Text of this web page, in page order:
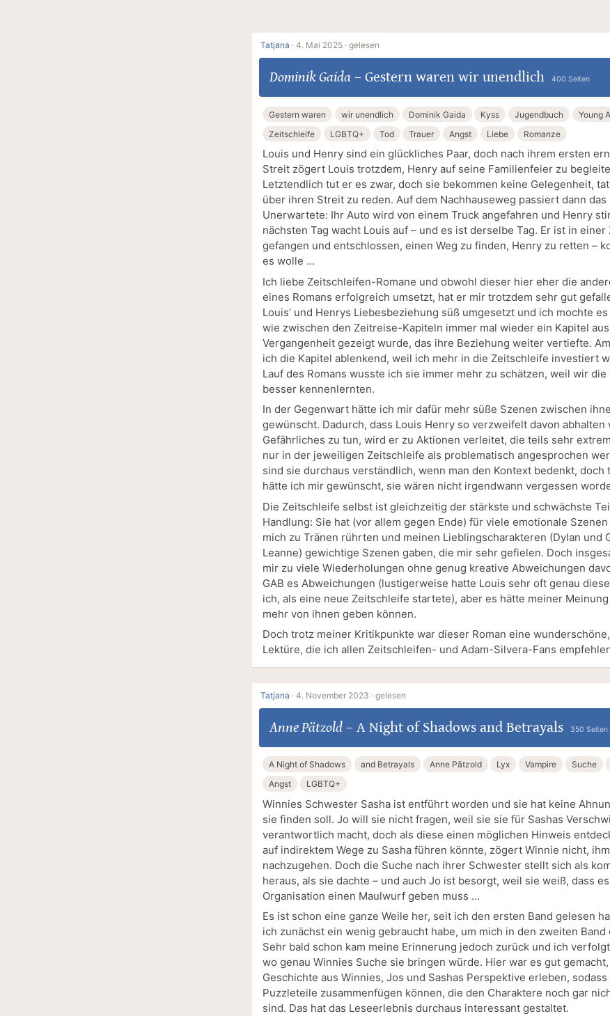
Tatjana · 4. Mai 2025 · gelesen
Dominik Gaida – Gestern waren wir unendlich 400 Seiten
Gestern waren wir unendlich Dominik Gaida Kyss Jugendbuch
Young
Zeitschleife
LGBTQ+ Tod Trauer Angst Liebe Romanze
Louis und Henry sind ein glückliches Paar, doch nach ihrem ersten
Streit zögert Louis trotzdem, Henry auf seine Familienfeier zu
Letztendlich tut er es zwar, doch sie bekommen keine Gelegenheit,
über ihren Streit zu reden. Auf dem Nachhauseweg passiert dann das
Unerwartete: Ihr Auto wird von einem Truck angefahren und Henry
nächsten Tag wacht Louis auf – und es ist derselbe Tag. Er ist in
gefangen und entschlossen, einen Weg zu finden, Henry zu retten –
es wolle …
Ich liebe Zeitschleifen-Romane und obwohl dieser hier eher die
eines Romans erfolgreich umsetzt, hat er mir trotzdem sehr gut
Louis’ und Henrys Liebesbeziehung süß umgesetzt und ich mochte
wie zwischen den Zeitreise-Kapiteln immer mal wieder ein Kapitel
Vergangenheit gezeigt wurde, das ihre Beziehung weiter vertiefte.
ich die Kapitel ablenkend, weil ich mehr in die Zeitschleife investiert
Lauf des Romans wusste ich sie immer mehr zu schätzen, weil wir die
besser kennenlernten.
In der Gegenwart hätte ich mir dafür mehr süße Szenen zwischen
gewünscht. Dadurch, dass Louis Henry so verzweifelt davon abhalten
Gefährliches zu tun, wird er zu Aktionen verleitet, die teils sehr
nur in der jeweiligen Zeitschleife als problematisch angesprochen
sind sie durchaus verständlich, wenn man den Kontext bedenkt, doch
hätte ich mir gewünscht, sie wären nicht irgendwann vergessen
Die Zeitschleife selbst ist gleichzeitig der stärkste und schwächste
Handlung: Sie hat (vor allem gegen Ende) für viele emotionale
mich zu Tränen rührten und meinen Lieblingscharakteren (Dylan und
Leanne) gewichtige Szenen gaben, die mir sehr gefielen. Doch
mir zu viele Wiederholungen ohne genug kreative Abweichungen
GAB es Abweichungen (lustigerweise hatte Louis sehr oft genau
ich, als eine neue Zeitschleife startete), aber es hätte meiner
mehr von ihnen geben können.
Doch trotz meiner Kritikpunkte war dieser Roman eine
Lektüre, die ich allen Zeitschleifen- und Adam-Silvera-Fans
Tatjana · 4. November 2023 · gelesen
Anne Pätzold– A Night of Shadows and Betrayals 350 Seiten
A Night of Shadows and Betrayals Anne Pätzold Lyx Vampire Suche
Angst
LGBTQ+
Winnies Schwester Sasha ist entführt worden und sie hat keine
sie finden soll. Jo will sie nicht fragen, weil sie sie für Sashas
verantwortlich macht, doch als diese einen möglichen Hinweis
auf indirektem Wege zu Sasha führen könnte, zögert Winnie nicht, ihm
nachzugehen. Doch die Suche nach ihrer Schwester stellt sich als
heraus, als sie dachte – und auch Jo ist besorgt, weil sie weiß, dass
Organisation einen Maulwurf geben muss …
Es ist schon eine ganze Weile her, seit ich den ersten Band gelesen
ich zunächst ein wenig gebraucht habe, um mich in den zweiten Band
Sehr bald schon kam meine Erinnerung jedoch zurück und ich
wo genau Winnies Suche sie bringen würde. Hier war es gut
Geschichte aus Winnies, Jos und Sashas Perspektive erleben,
Puzzleteile zusammenfügen können, die den Charaktere noch gar
sind. Das hat das Leseerlebnis durchaus interessant gestaltet.